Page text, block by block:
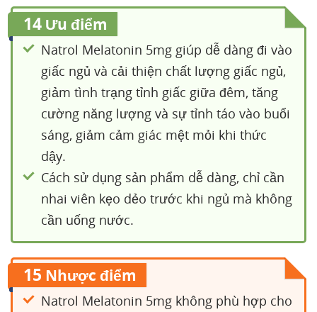
14 Ưu điểm
Natrol Melatonin 5mg giúp dễ dàng đi vào
giấc ngủ và cải thiện chất lượng giấc ngủ,
giảm tình trạng tỉnh giấc giữa đêm, tăng
cường năng lượng và sự tỉnh táo vào buổi
sáng, giảm cảm giác mệt mỏi khi thức
dậy.
Cách sử dụng sản phẩm dễ dàng, chỉ cần
nhai viên kẹo dẻo trước khi ngủ mà không
cần uống nước.
15 Nhược điểm
Natrol Melatonin 5mg không phù hợp cho